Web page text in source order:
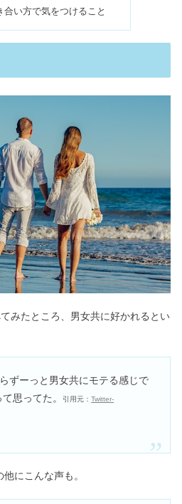
頭が悪いは嘘！他人に興味がな
生きづらい？社会不適合で仕事
い・頭悪いは嘘！
性格悪い＆他人に興味が無い？
るとどうなるの？
は看護師なの？
のはINFP？
顔がいい＆かわいい！特徴は
合い方で気をつけること
みたところ、男女共に好かれるとい
ずーっと男女共にモテる感じで
思ってた。
引用元：Twitter-
にこんな声も。